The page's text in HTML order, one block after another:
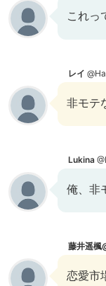
これっ
レイ
非モテ
Lukina
俺、非
藤井遥楓
恋愛市